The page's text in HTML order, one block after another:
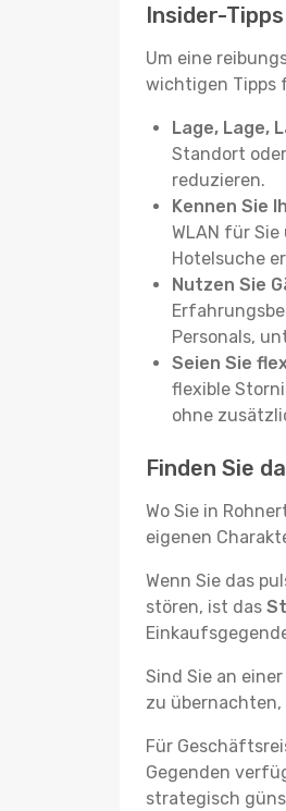
Insider-
Um eine
wichtigen Tipps
Lage, Lage,
Standort
reduzieren.
Kennen Sie
WLAN für
Hotelsuche
Nutzen Sie
Personals,
Seien Sie
flexible
ohne
Finden Sie
Wo Sie in
eigenen
Wenn Sie das
stören, ist das
Sind Sie an
zu
Für
Gegenden
strategisch